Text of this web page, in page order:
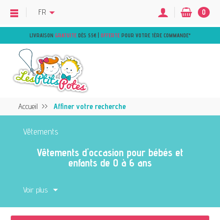
LIVRAISON GRATUITE DÈS 55€ | OFFERTE POUR VOTRE 1ÈRE COMMANDE*
FR 0
Accueil Affiner votre recherche
Vêtements
Vêtements d'occasion pour bébés et
enfants de 0 à 6 ans
vêtements de seconde main
enfants.
Voir plus